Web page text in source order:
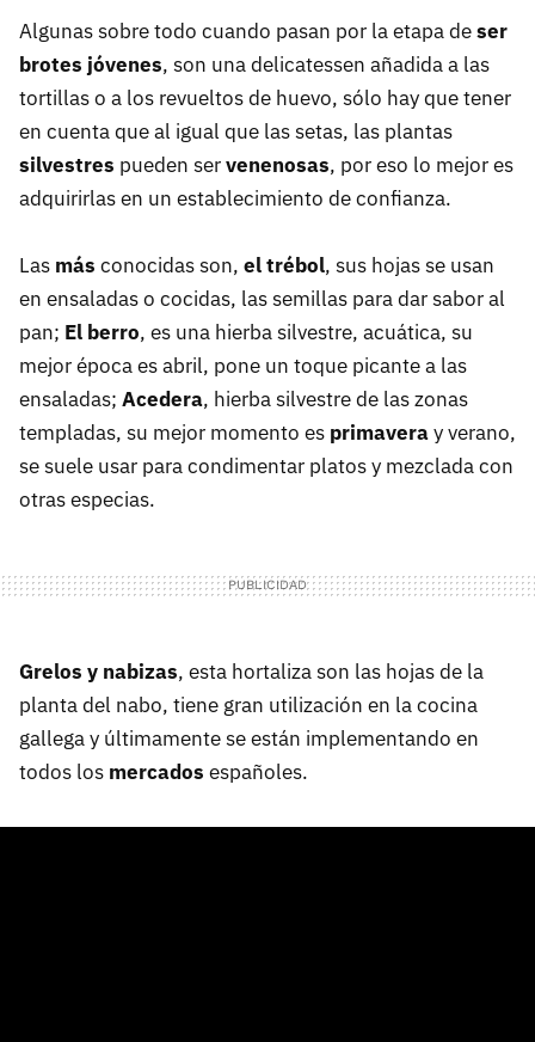
Algunas sobre todo cuando pasan por la etapa deser
brotes jóvenes, son una delicatessen añadida a las
tortillas o a los revueltos de huevo, sólo hay que tener
en cuenta que al igual que las setas, las plantas
silvestres pueden servenenosas, por eso lo mejor es
adquirirlas en un establecimiento de confianza.
Las más conocidas son, el trébol, sus hojas se usan
en ensaladas o cocidas, las semillas para dar sabor al
pan; El berro, es una hierba silvestre, acuática, su
mejor época es abril, pone un toque picante a las
ensaladas; Acedera, hierba silvestre de las zonas
templadas, su mejor momento es primaveray verano,
se suele usar para condimentar platos y mezclada con
otras especias.
Grelos y nabizas, esta hortaliza son las hojas de la
planta del nabo, tiene gran utilización en la cocina
gallega y últimamente se están implementando en
todos los mercados españoles.